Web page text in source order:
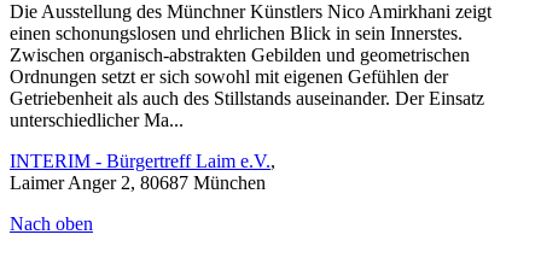
Die Ausstellung des Münchner Künstlers Nico Amirkhani zeigt
einen schonungslosen und ehrlichen Blick in sein Innerstes.
Zwischen organisch-abstrakten Gebilden und geometrischen
Ordnungen setzt er sich sowohl mit eigenen Gefühlen der
Getriebenheit als auch des Stillstands auseinander. Der Einsatz
unterschiedlicher Ma...
INTERIM - Bürgertreff Laim e.V.,
Laimer Anger 2, 80687 München
Nach oben